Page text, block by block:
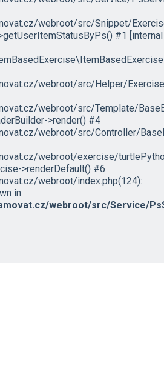
webroot/src/Snippet/
#1 [internal
webroot/src/Helper/
webroot/src/Template/
>render() #4
webroot/src/Controller/
webroot/exercise/
>renderDefault() #6
webroot/index.php(124):
in
webroot/src/Service/